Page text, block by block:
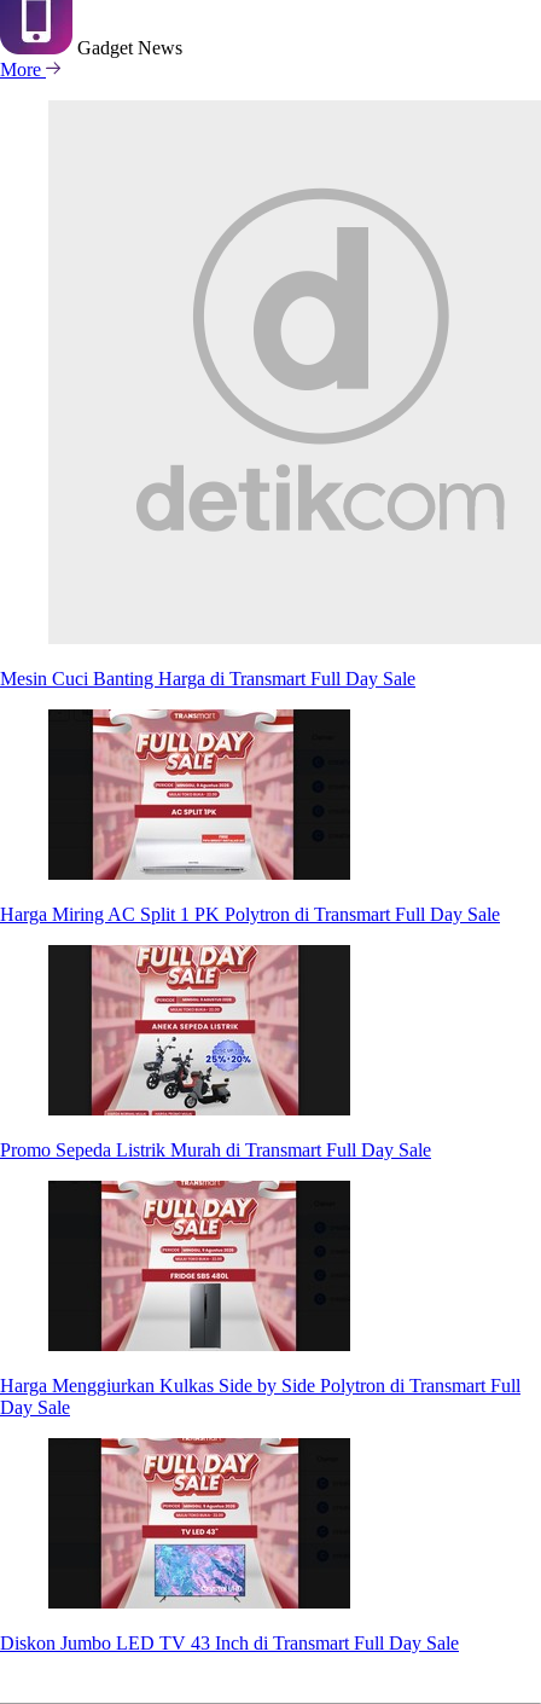
Gadget News
More
Mesin Cuci Banting Harga di Transmart Full Day Sale
Harga Miring AC Split 1 PK Polytron di Transmart Full Day Sale
Promo Sepeda Listrik Murah di Transmart Full Day Sale
Harga Menggiurkan Kulkas Side by Side Polytron di Transmart Full
Day Sale
Diskon Jumbo LED TV 43 Inch di Transmart Full Day Sale